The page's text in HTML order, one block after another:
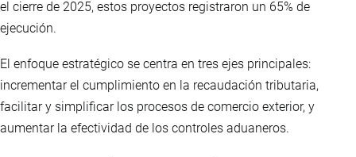
el cierre de 2025, estos proyectos registraron un 65% de
ejecución.
El enfoque estratégico se centra en tres ejes principales:
incrementar el cumplimiento en la recaudación tributaria,
facilitar y simplificar los procesos de comercio exterior, y
aumentar la efectividad de los controles aduaneros.